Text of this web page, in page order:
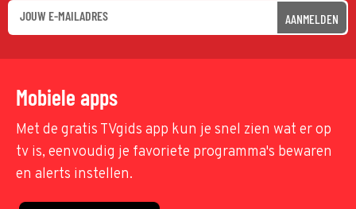
AANMELDEN
Mobiele apps
Met de gratis TVgids app kun je snel zien wat er op
tv is, eenvoudig je favoriete programma's bewaren
en alerts instellen.